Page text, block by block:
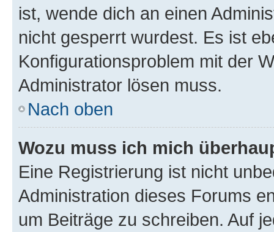
ist, wende dich an einen
nicht gesperrt wurdest. Es ist
Konfigurationsproblem mit der
Administrator lösen muss.
Nach oben
Wozu muss ich mich
Eine Registrierung ist nicht
Administration dieses Forums
um Beiträge zu schreiben. Auf